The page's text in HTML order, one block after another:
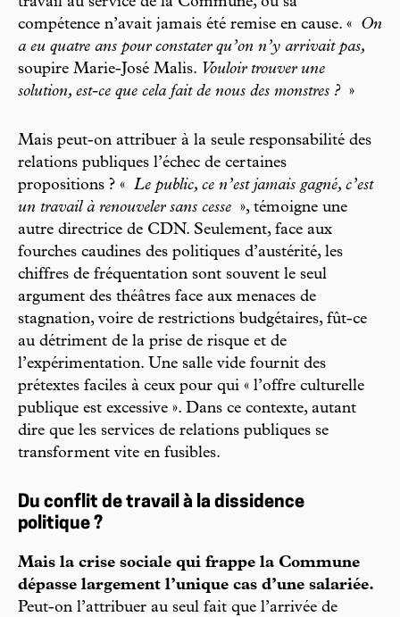
compétence n’avait jamais été remise en cause. «
On
a eu quatre ans pour constater qu’on n’y arrivait pas,
soupire Marie-José Malis. Vouloir trouver une
solution, est-ce que cela fait de nous des monstres ? »
Mais peut-on attribuer à la seule responsabilité des
relations publiques l’échec de certaines
propositions ? « Le public, ce n’est jamais gagné, c’est
un travail à renouveler sans cesse », témoigne une
autre directrice de CDN. Seulement, face aux
fourches caudines des politiques d’austérité, les
chiffres de fréquentation sont souvent le seul
argument des théâtres face aux menaces de
stagnation, voire de restrictions budgétaires, fût-ce
au détriment de la prise de risque et de
l’expérimentation. Une salle vide fournit des
prétextes faciles à ceux pour qui « l’offre culturelle
publique est excessive ». Dans ce contexte, autant
dire que les services de relations publiques se
transforment vite en fusibles.
Du conflit de travail à la dissidence
politique ?
Mais la crise sociale qui frappe la Commune
dépasse largement l’unique cas d’une salariée.
Peut-on l’attribuer au seul fait que l’arrivée de